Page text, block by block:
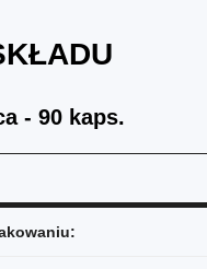
- 90 kaps.